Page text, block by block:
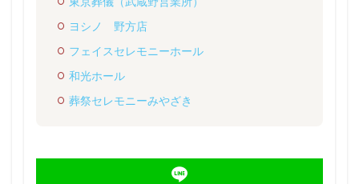
ヨシノ 野方店
フェイスセレモニーホール
和光ホール
葬祭セレモニーみやざき